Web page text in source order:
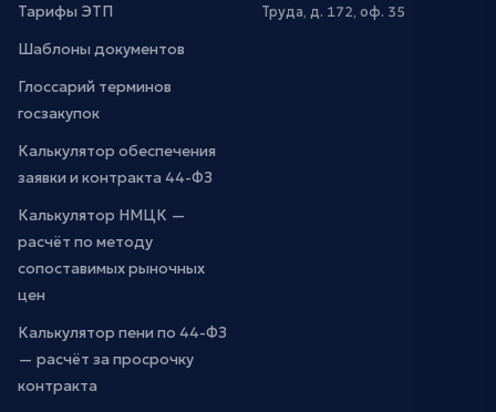
Тарифы ЭТП
Шаблоны документов
Глоссарий терминов
госзакупок
Калькулятор обеспечения
заявки и контракта 44-ФЗ
Калькулятор НМЦК —
расчёт по методу
сопоставимых рыночных
цен
Калькулятор пени по 44-ФЗ
— расчёт за просрочку
контракта
Труда, д. 172, оф. 35